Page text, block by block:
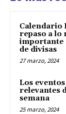
Calendario
repaso a lo
importante
de divisas
27 marzo, 2024
Los
relevantes
semana
25 marzo, 2024